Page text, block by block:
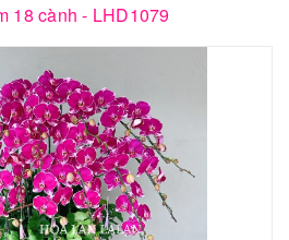
18 cành - LHD1079